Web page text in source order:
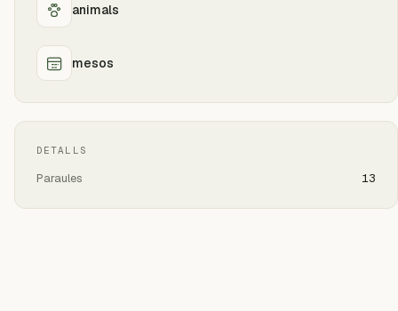
animals
mesos
DETALLS
Paraules 13